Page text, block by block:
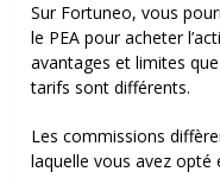
Sur Fortuneo, vous
le PEA pour acheter
avantages et limites
tarifs sont différents.
Les commissions
laquelle vous avez opté